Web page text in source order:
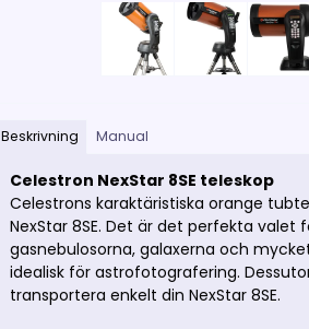
Beskrivning Manual
Celestron NexStar 8SE teleskop
Celestrons karaktäristiska orange
NexStar 8SE. Det är det perfekta
gasnebulosorna, galaxerna och
idealisk för astrofotografering.
transportera enkelt din NexStar 8SE.